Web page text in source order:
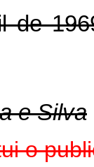
de
e Silva
o